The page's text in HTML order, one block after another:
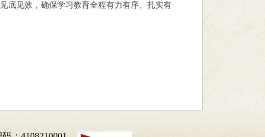
底见效，确保学习教育全程有力有序、扎实有